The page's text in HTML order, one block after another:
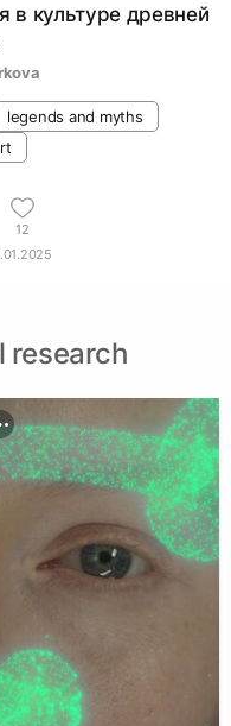
в культуре древней
legends and myths
12
research